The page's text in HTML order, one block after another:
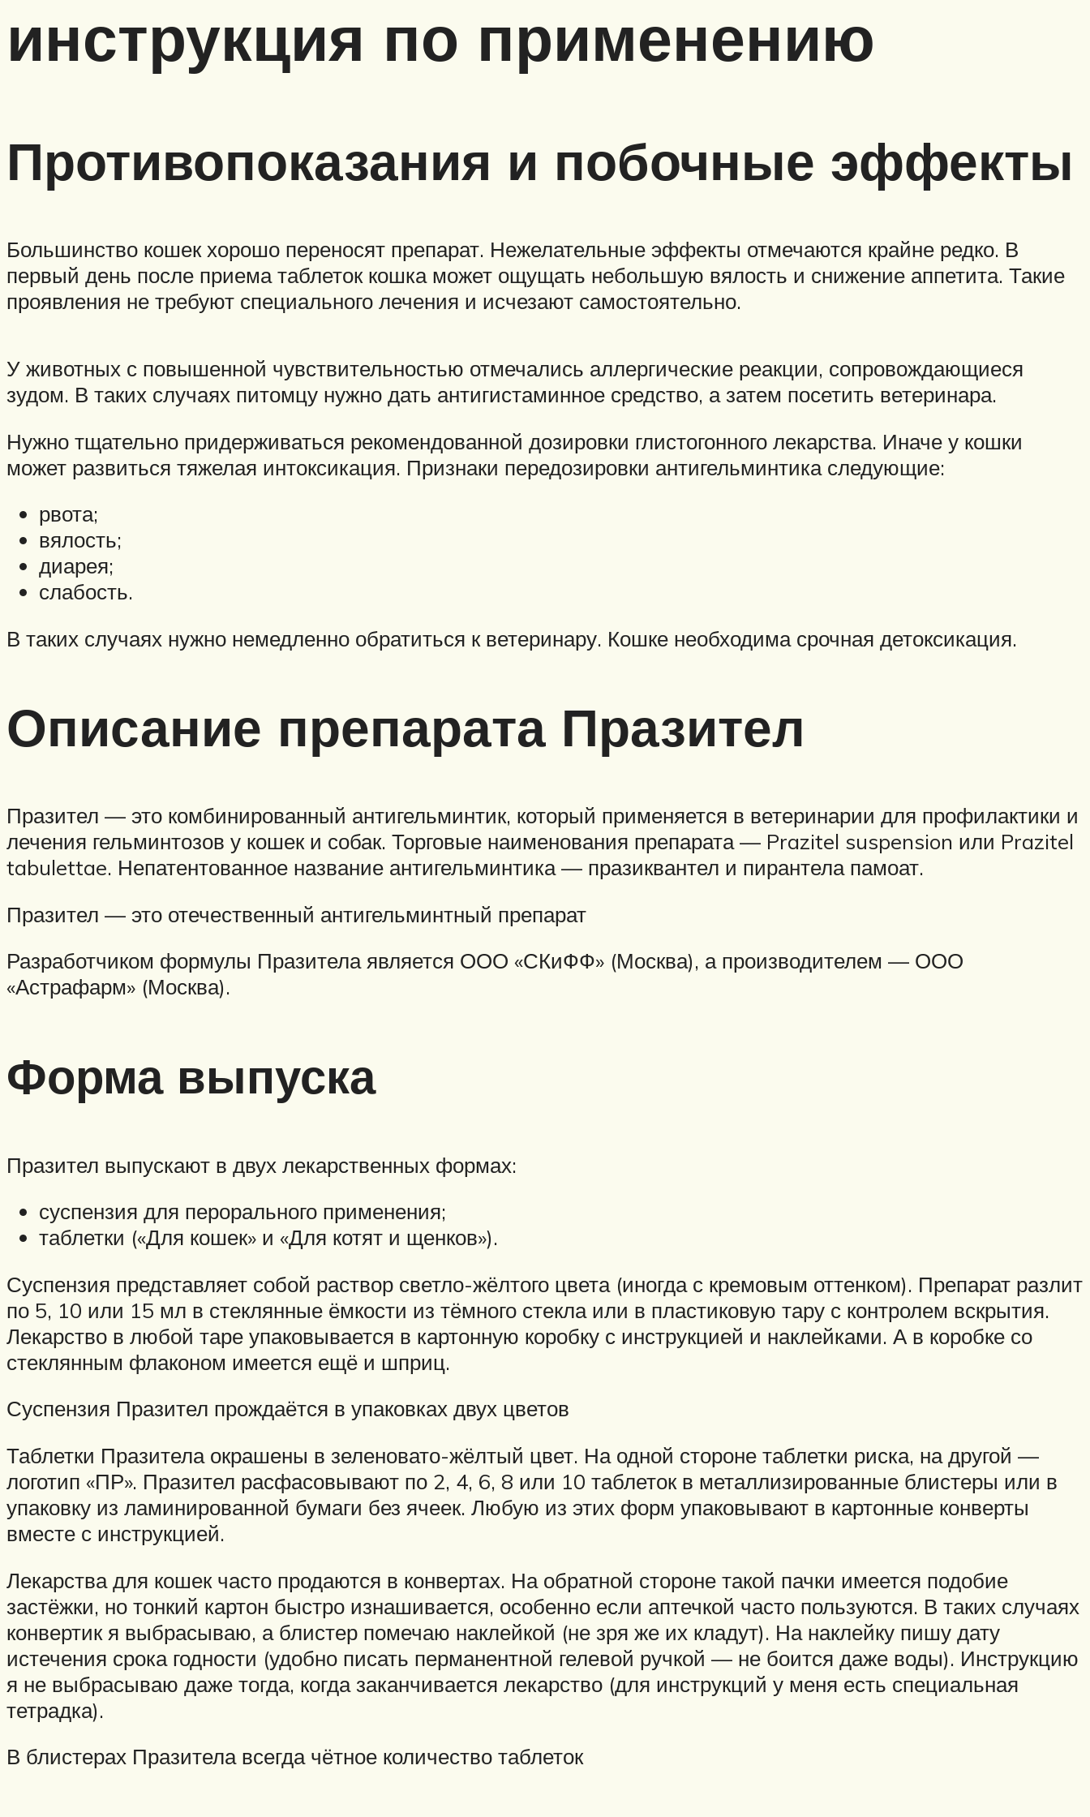
инструкция по применению
Противопоказания и побочные эффекты
Большинство кошек хорошо переносят препарат. Нежелательные эффекты отмечаются крайне редко. В
первый день после приема таблеток кошка может ощущать небольшую вялость и снижение аппетита. Такие
проявления не требуют специального лечения и исчезают самостоятельно.
У животных с повышенной чувствительностью отмечались аллергические реакции, сопровождающиеся
зудом. В таких случаях питомцу нужно дать антигистаминное средство, а затем посетить ветеринара.
Нужно тщательно придерживаться рекомендованной дозировки глистогонного лекарства. Иначе у кошки
может развиться тяжелая интоксикация. Признаки передозировки антигельминтика следующие:
рвота;
вялость;
диарея;
слабость.
В таких случаях нужно немедленно обратиться к ветеринару. Кошке необходима срочная детоксикация.
Описание препарата Празител
Празител — это комбинированный антигельминтик, который применяется в ветеринарии для профилактики и
лечения гельминтозов у кошек и собак. Торговые наименования препарата — Prazitel suspension или Prazitel
tabulettae. Непатентованное название антигельминтика — празиквантел и пирантела памоат.
Празител — это отечественный антигельминтный препарат
Разработчиком формулы Празитела является ООО «СКиФФ» (Москва), а производителем — ООО
«Астрафарм» (Москва).
Форма выпуска
Празител выпускают в двух лекарственных формах:
суспензия для перорального применения;
таблетки («Для кошек» и «Для котят и щенков»).
Суспензия представляет собой раствор светло-жёлтого цвета (иногда с кремовым оттенком). Препарат разлит
по 5, 10 или 15 мл в стеклянные ёмкости из тёмного стекла или в пластиковую тару с контролем вскрытия.
Лекарство в любой таре упаковывается в картонную коробку с инструкцией и наклейками. А в коробке со
стеклянным флаконом имеется ещё и шприц.
Суспензия Празител прождаётся в упаковках двух цветов
Таблетки Празитела окрашены в зеленовато-жёлтый цвет. На одной стороне таблетки риска, на другой —
логотип «ПР». Празител расфасовывают по 2, 4, 6, 8 или 10 таблеток в металлизированные блистеры или в
упаковку из ламинированной бумаги без ячеек. Любую из этих форм упаковывают в картонные конверты
вместе с инструкцией.
Лекарства для кошек часто продаются в конвертах. На обратной стороне такой пачки имеется подобие
застёжки, но тонкий картон быстро изнашивается, особенно если аптечкой часто пользуются. В таких случаях
конвертик я выбрасываю, а блистер помечаю наклейкой (не зря же их кладут). На наклейку пишу дату
истечения срока годности (удобно писать перманентной гелевой ручкой — не боится даже воды). Инструкцию
я не выбрасываю даже тогда, когда заканчивается лекарство (для инструкций у меня есть специальная
тетрадка).
В блистерах Празитела всегда чётное количество таблеток